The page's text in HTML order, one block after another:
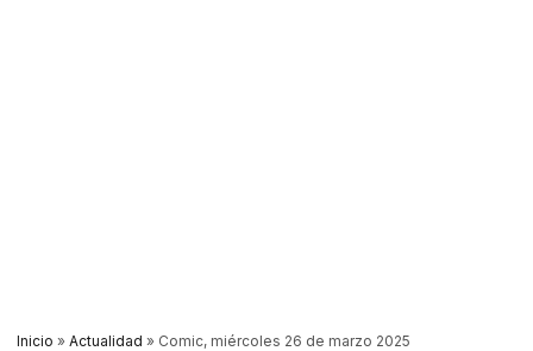
Inicio » Actualidad » Comic, miércoles 26 de marzo 2025